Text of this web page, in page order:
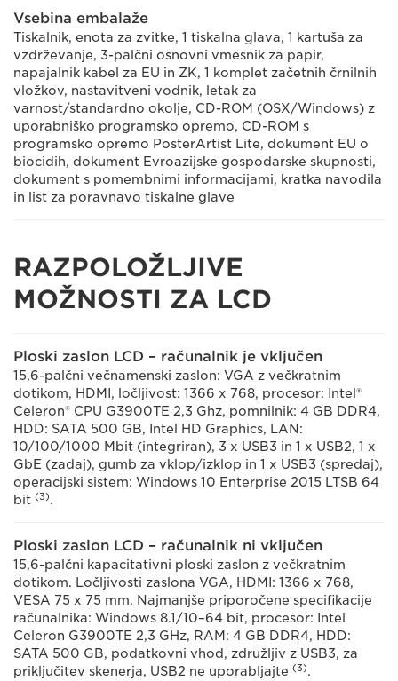
Vsebina embalaže
Tiskalnik, enota za zvitke, 1 tiskalna glava, 1 kartuša za
vzdrževanje, 3-palčni osnovni vmesnik za papir,
napajalnik kabel za EU in ZK, 1 komplet začetnih črnilnih
vložkov, nastavitveni vodnik, letak za
varnost/standardno okolje, CD-ROM (OSX/Windows) z
uporabniško programsko opremo, CD-ROM s
programsko opremo PosterArtist Lite, dokument EU o
biocidih, dokument Evroazijske gospodarske skupnosti,
dokument s pomembnimi informacijami, kratka navodila
in list za poravnavo tiskalne glave
RAZPOLOŽLJIVE
MOŽNOSTI ZA LCD
Ploski zaslon LCD – računalnik je vključen
15,6-palčni večnamenski zaslon: VGA z večkratnim
dotikom, HDMI, ločljivost: 1366 x 768, procesor: Intel®
Celeron® CPU G3900TE 2,3 Ghz, pomnilnik: 4 GB DDR4,
HDD: SATA 500 GB, Intel HD Graphics, LAN:
10/100/1000 Mbit (integriran), 3 x USB3 in 1 x USB2, 1 x
GbE (zadaj), gumb za vklop/izklop in 1 x USB3 (spredaj),
operacijski sistem: Windows 10 Enterprise 2015 LTSB 64
bit (3).
Ploski zaslon LCD – računalnik ni vključen
15,6-palčni kapacitativni ploski zaslon z večkratnim
dotikom. Ločljivosti zaslona VGA, HDMI: 1366 x 768,
VESA 75 x 75 mm. Najmanjše priporočene specifikacije
računalnika: Windows 8.1/10–64 bit, procesor: Intel
Celeron G3900TE 2,3 GHz, RAM: 4 GB DDR4, HDD:
SATA 500 GB, podatkovni vhod, združljiv z USB3, za
priključitev skenerja, USB2 ne uporabljajte (3).